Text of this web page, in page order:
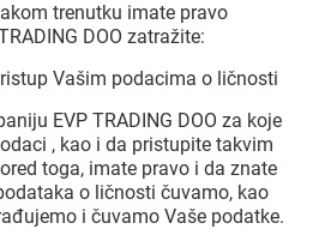
trenutku imate pravo
DOO zatražite:
Vašim podacima o ličnosti
EVP TRADING DOO za koje
, kao i da pristupite takvim
toga, imate pravo i da znate
o ličnosti čuvamo, kao
i čuvamo Vaše podatke.